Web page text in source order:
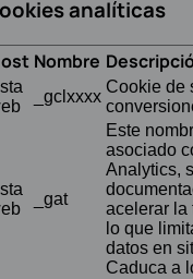
analíticas
Nombre
_gclxxxx
Cookie de
_gat
Este
asociado
Analytics,
acelerar la
lo que
datos en
Caduca a